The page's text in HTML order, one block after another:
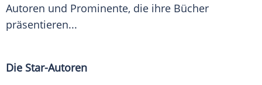
Autoren und Prominente, die ihre Bücher
präsentieren...
Die Star-Autoren